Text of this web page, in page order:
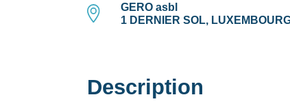
GERO asbl
1 DERNIER SOL,
Description